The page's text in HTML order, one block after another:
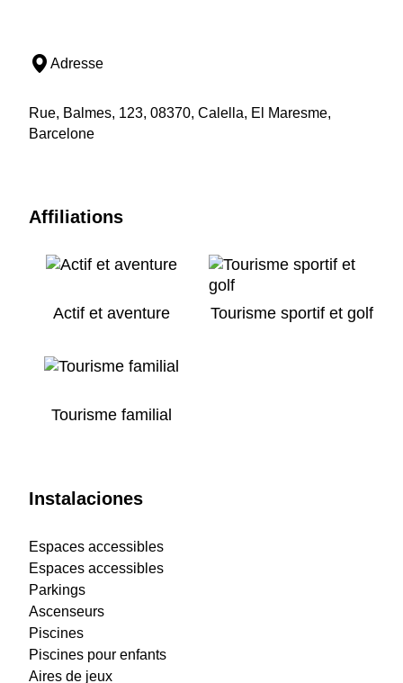
Adresse
Rue, Balmes, 123, 08370, Calella, El Maresme,
Barcelone
Affiliations
Actif et aventure Tourisme sportif et golf
Tourisme familial
Instalaciones
Espaces accessibles
Espaces accessibles
Parkings
Ascenseurs
Piscines
Piscines pour enfants
Aires de jeux